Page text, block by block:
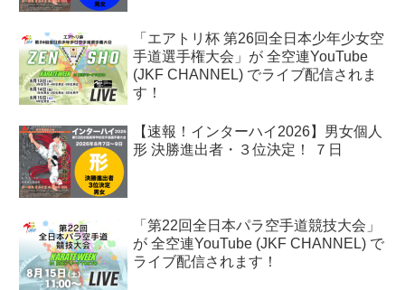
「エアトリ杯 第26回全日本少年少女空
手道選手権大会」が 全空連YouTube
(JKF CHANNEL) でライブ配信されま
す！
【速報！インターハイ2026】男女個人
形 決勝進出者・３位決定！ ７日
「第22回全日本パラ空手道競技大会」
が 全空連YouTube (JKF CHANNEL) で
ライブ配信されます！